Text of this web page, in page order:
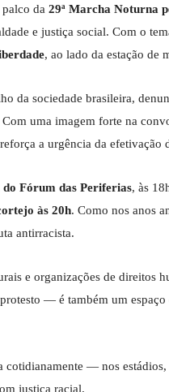
palco da 29ª Marcha Noturna
e justiça social. Com o
, ao lado da estação de
da sociedade brasileira,
Com uma imagem forte na
a urgência da efetivação
do Fórum das Periferias, às
às 20h. Como nos anos
antirracista.
e organizações de direitos
— é também um
cotidianamente — nos
justiça racial.